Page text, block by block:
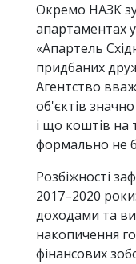
Окремо НАЗК
апартаментах
«Апартель
придбаних
Агентство
об'єктів
і що коштів на
формально не
Розбіжності
2017–2020
доходами та
накопичення
фінансових